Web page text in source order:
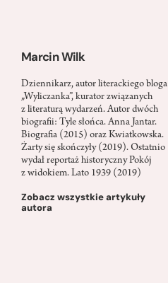
Marcin Wilk
Dziennikarz, autor literackiego bloga
„Wyliczanka”, kurator związanych
z literaturą wydarzeń. Autor dwóch
biografii: Tyle słońca. Anna Jantar.
Biografia (2015) oraz Kwiatkowska.
Żarty się skończyły (2019). Ostatnio
wydał reportaż historyczny Pokój
z widokiem. Lato 1939 (2019)
Zobacz wszystkie artykuły
autora